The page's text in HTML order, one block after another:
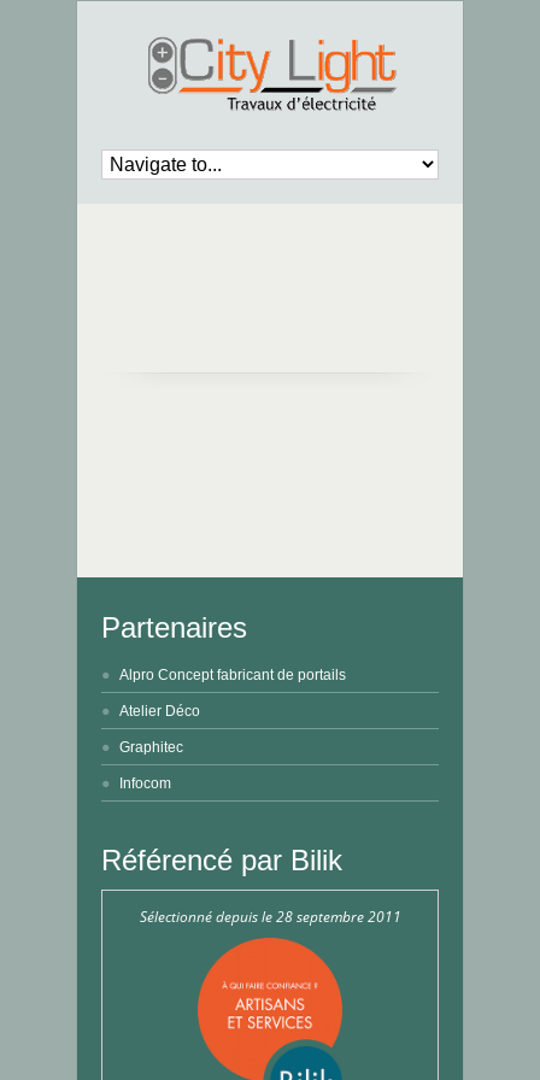
Partenaires
Alpro Concept fabricant de portails
Atelier Déco
Graphitec
Infocom
Référencé par Bilik
Sélectionné depuis le 28 septembre 2011